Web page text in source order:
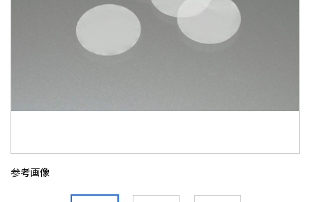
参考画像